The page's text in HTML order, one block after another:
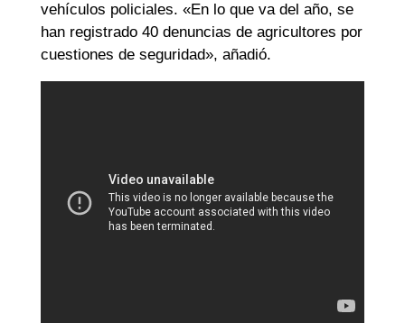
vehículos policiales. «En lo que va del año, se
han registrado 40 denuncias de agricultores por
cuestiones de seguridad», añadió.